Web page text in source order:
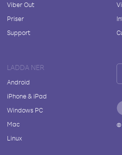
Viber Out
Priser
Support
LADDA NER
Android
iPhone & iPad
Windows PC
Mac
Linux
©